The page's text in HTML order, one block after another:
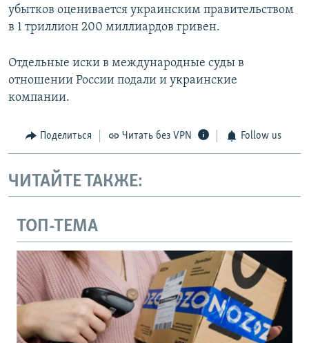
убытков оценивается украинским правительством
в 1 триллион 200 миллиардов гривен.
Отдельные иски в международные суды в
отношении России подали и украинские
компании.
Поделиться Читать без VPN Follow us
ЧИТАЙТЕ ТАКЖЕ:
ТОП-ТЕМА